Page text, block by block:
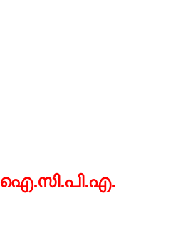
ഐ.സി.പി.എ.